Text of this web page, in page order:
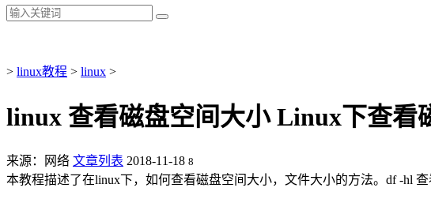
> linux教程 > linux >
linux 查看磁盘空间大小 Linux下查看
来源：网络 文章列表 2018-11-18 8
本教程描述了在linux下，如何查看磁盘空间大小，文件大小的方法。df -hl